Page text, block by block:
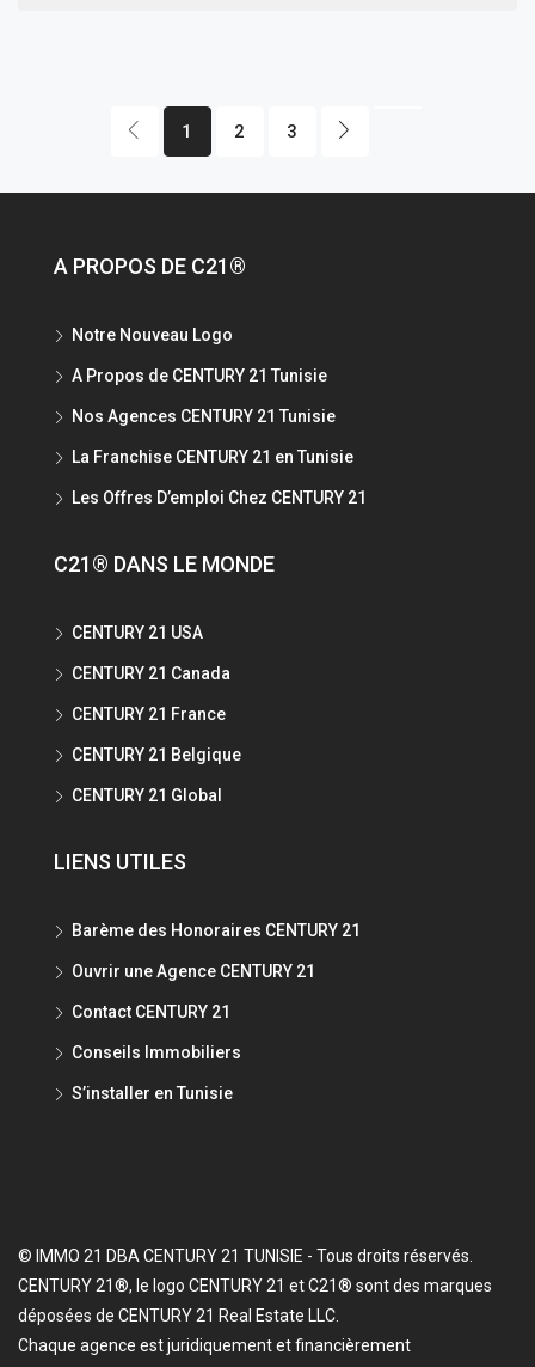
1 2 3
A PROPOS DE C21®
Notre Nouveau Logo
A Propos de CENTURY 21 Tunisie
Nos Agences CENTURY 21 Tunisie
La Franchise CENTURY 21 en Tunisie
Les Offres D’emploi Chez CENTURY 21
C21® DANS LE MONDE
CENTURY 21 USA
CENTURY 21 Canada
CENTURY 21 France
CENTURY 21 Belgique
CENTURY 21 Global
LIENS UTILES
Barème des Honoraires CENTURY 21
Ouvrir une Agence CENTURY 21
Contact CENTURY 21
Conseils Immobiliers
S’installer en Tunisie
© IMMO 21 DBA CENTURY 21 TUNISIE - Tous droits réservés.
CENTURY 21®, le logo CENTURY 21 et C21® sont des marques
déposées de CENTURY 21 Real Estate LLC.
Chaque agence est juridiquement et financièrement